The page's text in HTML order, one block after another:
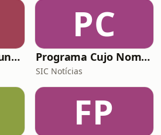
Leste/Oeste de Nuno Rogeiro
PC
Programa Cujo Nome Estamos Legalmente Impedidos de Dizer
SIC Notícias
FP